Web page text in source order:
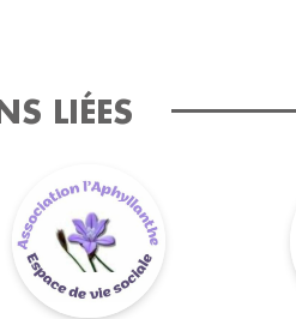
LIÉES